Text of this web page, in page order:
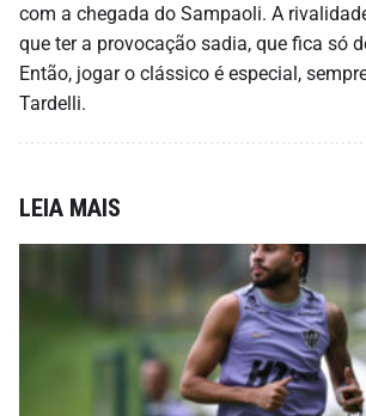
com a chegada do Sampaoli. A
que ter a provocação sadia, que fica só
Então, jogar o clássico é especial,
Tardelli.
LEIA MAIS